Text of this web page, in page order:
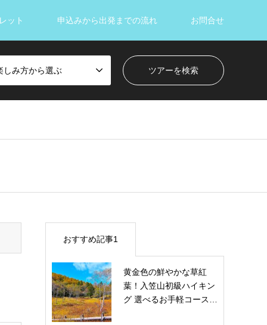
ット 申込みから出発までの流れ お問合せ
しみ方から選ぶ
おすすめ記事1
黄金色の鮮やかな草紅
葉！入笠山初級ハイキン
グ 選べるお手軽コース…